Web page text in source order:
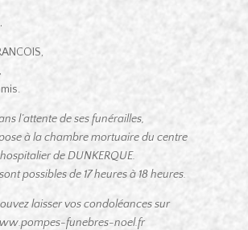
l’attente de ses funérailles,
à la chambre mortuaire du centre
hospitalier de DUNKERQUE.
possibles de 17 heures à 18 heures.
laisser vos condoléances sur
funebres-noel.fr